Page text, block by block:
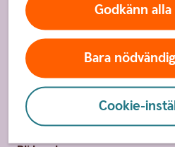
Godkänn
Bara
Cookie-
Sidfot
Hitta snabbt
Kundservice
Spärrhjälp
Hitta bankkontor